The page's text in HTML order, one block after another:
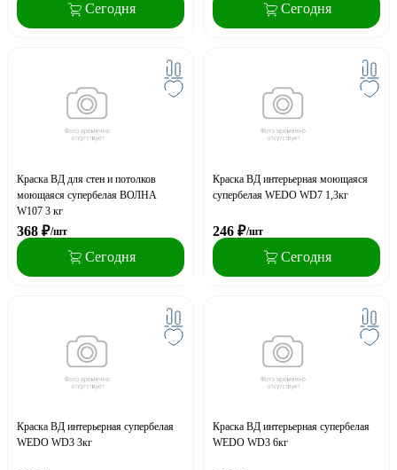
Сегодня Сегодня
Краска ВД для стен и потолков
моющаяся супербелая ВОЛНА
W107 3 кг
368 ₽/шт
Сегодня
Краска ВД интерьерная моющаяся
супербелая WEDO WD7 1,3кг
246 ₽/шт
Сегодня
Краска ВД интерьерная супербелая
WEDO WD3 3кг
Краска ВД интерьерная супербелая
WEDO WD3 6кг